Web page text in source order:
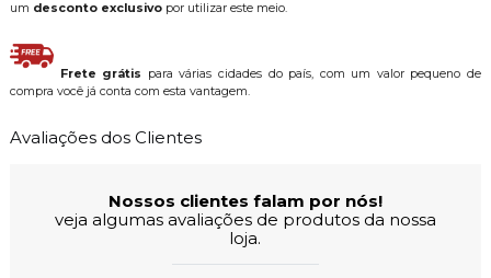
um desconto exclusivopor utilizar este meio.
Frete grátis para várias cidades do país, com um valor pequeno de
compra você já conta com esta vantagem.
Avaliações dos Clientes
Nossos clientes falam por nós!
veja algumas avaliações de produtos da nossa
loja.